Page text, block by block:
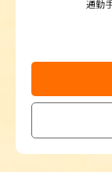
通勤